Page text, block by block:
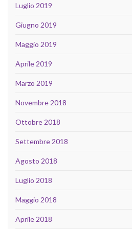
Luglio 2019
Giugno 2019
Maggio 2019
Aprile 2019
Marzo 2019
Novembre 2018
Ottobre 2018
Settembre 2018
Agosto 2018
Luglio 2018
Maggio 2018
Aprile 2018